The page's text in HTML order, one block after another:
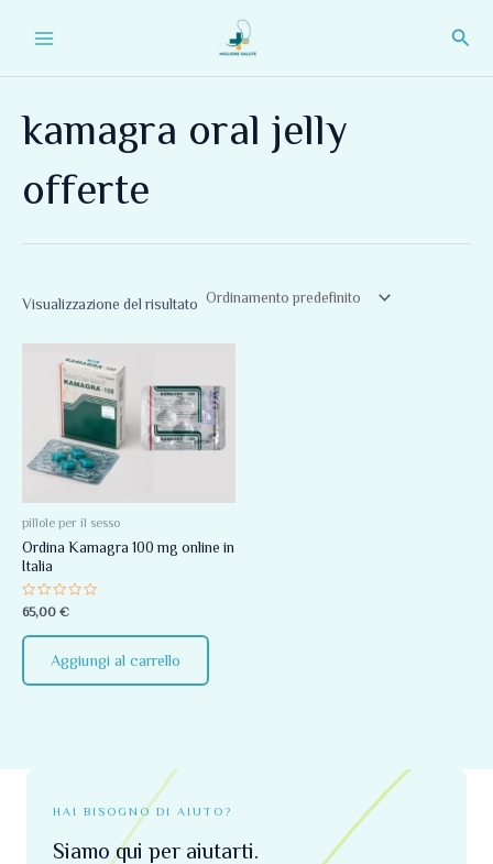
kamagra oral jelly
offerte
Visualizzazione del risultato
pillole per il sesso
Ordina Kamagra 100 mg online in
Italia
Valutato
0
su
5
65,00 €
Aggiungi al carrello
HAI BISOGNO DI AIUTO?
Siamo qui per aiutarti.